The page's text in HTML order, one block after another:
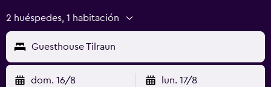
2 huéspedes, 1 habitación
Guesthouse Tilraun
dom. 16/8 lun. 17/8